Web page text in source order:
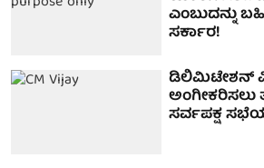
ಎಂಬುದನ್ನು
ಸರ್ಕಾರ!
ಡಿಲಿಮಿಟೇಶನ್
ಅಂಗೀಕರಿಸಲು
ಸರ್ವಪಕ್ಷ